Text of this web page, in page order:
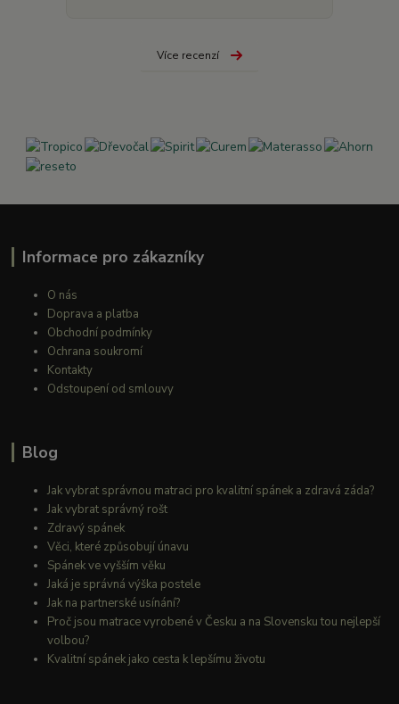
Více recenzí
Informace pro zákazníky
O nás
Doprava a platba
Obchodní podmínky
Ochrana soukromí
Kontakty
Odstoupení od smlouvy
Blog
Jak vybrat správnou matraci pro kvalitní spánek a zdravá záda?
Jak vybrat správný rošt
Zdravý spánek
Věci, které způsobují únavu
Spánek ve vyšším věku
Jaká je správná výška postele
Jak na partnerské usínání?
Proč jsou matrace vyrobené v Česku a na Slovensku tou nejlepší
volbou?
Kvalitní spánek jako cesta k lepšímu životu